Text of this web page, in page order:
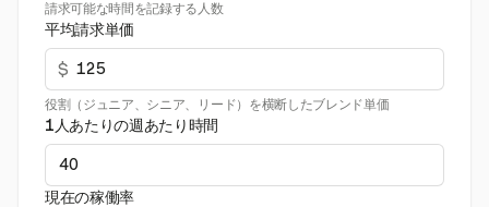
請求可能な時間を記録する人数
平均請求単価
$
役割（ジュニア、シニア、リード）を横断したブレンド単価
1人あたりの週あたり時間
現在の稼働率